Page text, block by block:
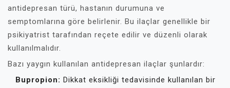
antidepresan türü, hastanın durumuna ve
semptomlarına göre belirlenir. Bu ilaçlar genellikle bir
psikiyatrist tarafından reçete edilir ve düzenli olarak
kullanılmalıdır.
Bazı yaygın kullanılan antidepresan ilaçlar şunlardır:
Bupropion: Dikkat eksikliği tedavisinde kullanılan bir